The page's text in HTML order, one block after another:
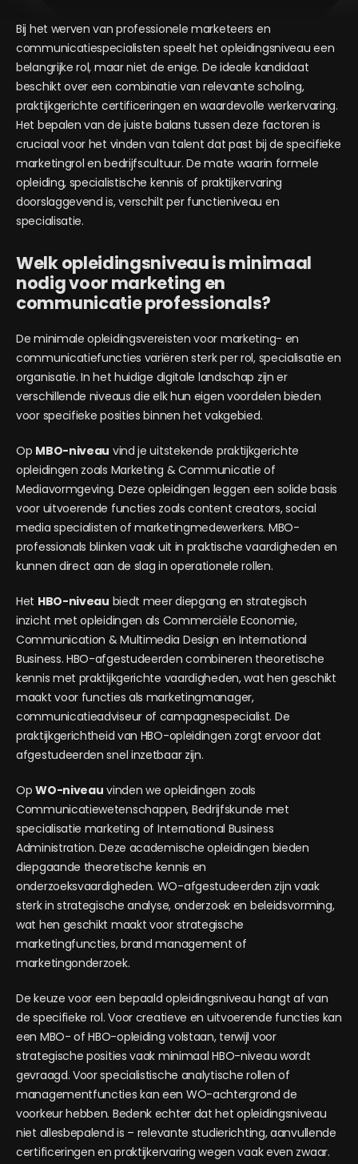
Bij het werven van professionele marketeers en
communicatiespecialisten speelt het opleidingsniveau een
belangrijke rol, maar niet de enige. De ideale kandidaat
beschikt over een combinatie van relevante scholing,
praktijkgerichte certificeringen en waardevolle werkervaring.
Het bepalen van de juiste balans tussen deze factoren is
cruciaal voor het vinden van talent dat past bij de specifieke
marketingrol en bedrijfscultuur. De mate waarin formele
opleiding, specialistische kennis of praktijkervaring
doorslaggevend is, verschilt per functieniveau en
specialisatie.
Welk opleidingsniveau is minimaal
nodig voor marketing en
communicatie professionals?
De minimale opleidingsvereisten voor marketing- en
communicatiefuncties variëren sterk per rol, specialisatie en
organisatie. In het huidige digitale landschap zijn er
verschillende niveaus die elk hun eigen voordelen bieden
voor specifieke posities binnen het vakgebied.
Op MBO-niveau vind je uitstekende praktijkgerichte
opleidingen zoals Marketing & Communicatie of
Mediavormgeving. Deze opleidingen leggen een solide basis
voor uitvoerende functies zoals content creators, social
media specialisten of marketingmedewerkers. MBO-
professionals blinken vaak uit in praktische vaardigheden en
kunnen direct aan de slag in operationele rollen.
Het HBO-niveau biedt meer diepgang en strategisch
inzicht met opleidingen als Commerciële Economie,
Communication & Multimedia Design en International
Business. HBO-afgestudeerden combineren theoretische
kennis met praktijkgerichte vaardigheden, wat hen geschikt
maakt voor functies als marketingmanager,
communicatieadviseur of campagnespecialist. De
praktijkgerichtheid van HBO-opleidingen zorgt ervoor dat
afgestudeerden snel inzetbaar zijn.
OpWO-niveau vinden we opleidingen zoals
Communicatiewetenschappen, Bedrijfskunde met
specialisatie marketing of International Business
Administration. Deze academische opleidingen bieden
diepgaande theoretische kennis en
onderzoeksvaardigheden. WO-afgestudeerden zijn vaak
sterk in strategische analyse, onderzoek en beleidsvorming,
wat hen geschikt maakt voor strategische
marketingfuncties, brand management of
marketingonderzoek.
De keuze voor een bepaald opleidingsniveau hangt af van
de specifieke rol. Voor creatieve en uitvoerende functies kan
een MBO- of HBO-opleiding volstaan, terwijl voor
strategische posities vaak minimaal HBO-niveau wordt
gevraagd. Voor specialistische analytische rollen of
managementfuncties kan een WO-achtergrond de
voorkeur hebben. Bedenk echter dat het opleidingsniveau
niet allesbepalend is – relevante studierichting, aanvullende
certificeringen en praktijkervaring wegen vaak even zwaar.